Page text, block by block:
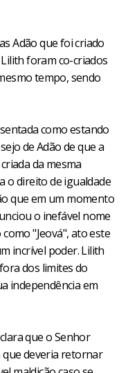
Adão que foi criado
foram co-criados
tempo, sendo
como estando
de Adão de que a
da mesma
o direito de igualdade
que em um momento
o inefável nome
"Jeová", ato este
incrível poder. Lilith
dos limites do
independência em
que o Senhor
deveria retornar